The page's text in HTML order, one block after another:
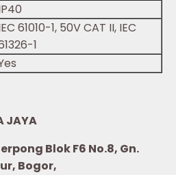
61010-1, 50V CAT II, IEC
1
JAYA
Blok F6 No.8, Gn.
Bogor,